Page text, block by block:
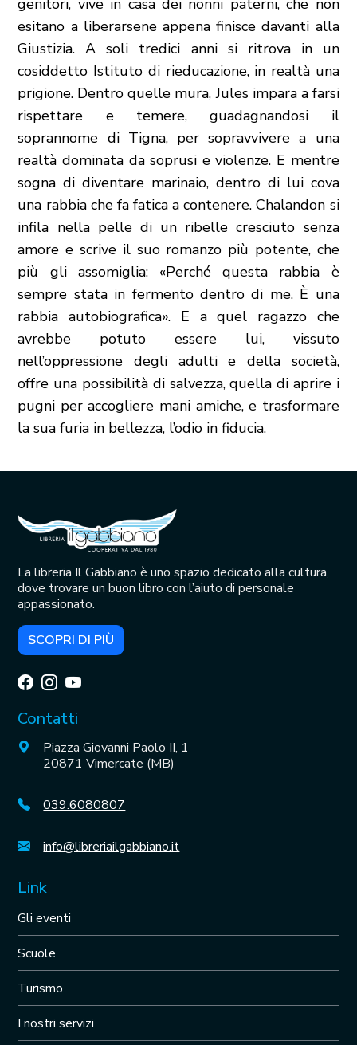
genitori, vive in casa dei nonni paterni, che non
esitano a liberarsene appena finisce davanti alla
Giustizia. A soli tredici anni si ritrova in un
cosiddetto Istituto di rieducazione, in realtà una
prigione. Dentro quelle mura, Jules impara a farsi
rispettare e temere, guadagnandosi il
soprannome di Tigna, per sopravvivere a una
realtà dominata da soprusi e violenze. E mentre
sogna di diventare marinaio, dentro di lui cova
una rabbia che fa fatica a contenere. Chalandon si
infila nella pelle di un ribelle cresciuto senza
amore e scrive il suo romanzo più potente, che
più gli assomiglia: «Perché questa rabbia è
sempre stata in fermento dentro di me. È una
rabbia autobiografica». E a quel ragazzo che
avrebbe potuto essere lui, vissuto
nell’oppressione degli adulti e della società,
offre una possibilità di salvezza, quella di aprire i
pugni per accogliere mani amiche, e trasformare
la sua furia in bellezza, l’odio in fiducia.
La libreria Il Gabbiano è uno spazio dedicato alla cultura,
dove trovare un buon libro con l’aiuto di personale
appassionato.
SCOPRI DI PIÙ
Contatti
Piazza Giovanni Paolo II, 1
20871 Vimercate (MB)
039.6080807
info@libreriailgabbiano.it
Link
Gli eventi
Scuole
Turismo
I nostri servizi